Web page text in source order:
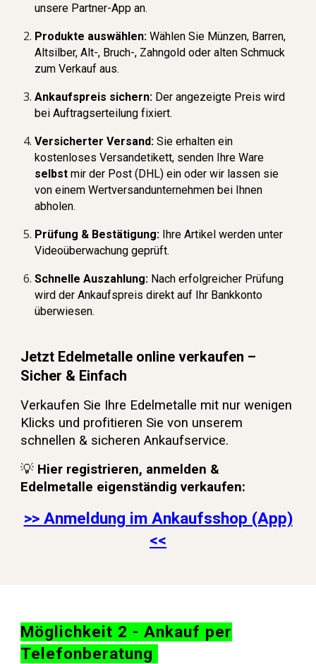
unsere Partner-App an.
Produkte auswählen: Wählen Sie Münzen, Barren,
Altsilber, Alt-, Bruch-, Zahngold oder alten Schmuck
zum Verkauf aus.
Ankaufspreis sichern: Der angezeigte Preis wird
bei Auftragserteilung fixiert.
Versicherter Versand: Sie erhalten ein
kostenloses Versandetikett, senden Ihre Ware
selbst mir der Post (DHL) ein oder wir lassen sie
von einem Wertversandunternehmen bei Ihnen
abholen.
Prüfung & Bestätigung: Ihre Artikel werden unter
Videoüberwachung geprüft.
Schnelle Auszahlung: Nach erfolgreicher Prüfung
wird der Ankaufspreis direkt auf Ihr Bankkonto
überwiesen.
Jetzt Edelmetalle online verkaufen –
Sicher & Einfach
Verkaufen Sie Ihre Edelmetalle mit nur wenigen
Klicks und profitieren Sie von unserem
schnellen & sicheren Ankaufservice.
💡 Hier registrieren, anmelden &
Edelmetalle eigenständig verkaufen:
>> Anmeldung im Ankaufsshop (App)
<<
Möglichkeit 2 - Ankauf per
Telefonberatung